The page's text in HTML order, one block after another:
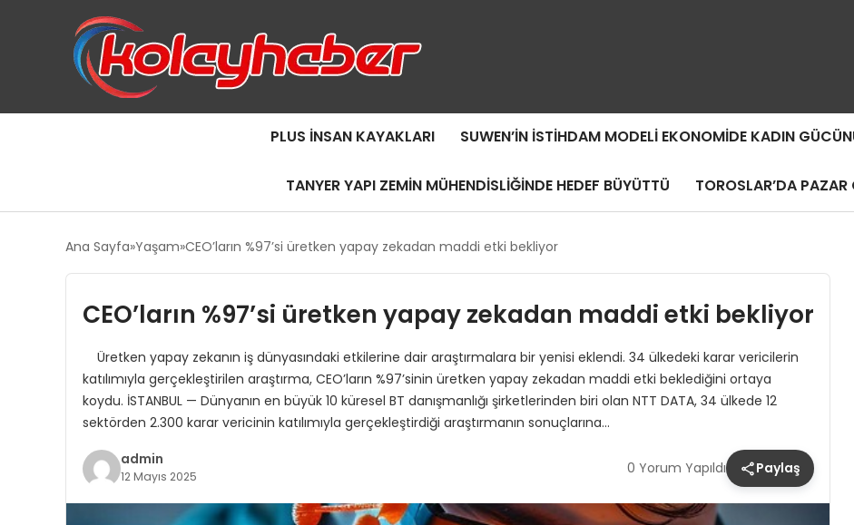
PLUS İNSAN KAYAKLARI SUWEN’IN İSTIHDAM MODELI EKONOMIDE KADIN
TANYER YAPI ZEMIN MÜHENDISLIĞINDE HEDEF BÜYÜTTÜ TOROSLAR’DA PAZAR
Ana Sayfa Yaşam CEO’ların %97’si üretken yapay zekadan maddi etki bekliyor
CEO’ların %97’si üretken yapay zekadan maddi etki bekliyor
Üretken yapay zekanın iş dünyasındaki etkilerine dair araştırmalara bir yenisi eklendi. 34 ülkedeki karar vericilerin
katılımıyla gerçekleştirilen araştırma, CEO’ların %97’sinin üretken yapay zekadan maddi etki beklediğini ortaya
koydu. İSTANBUL — Dünyanın en büyük 10 küresel BT danışmanlığı şirketlerinden biri olan NTT DATA, 34 ülkede 12
sektörden 2.300 karar vericinin katılımıyla gerçekleştirdiği araştırmanın sonuçlarına…
admin
12 Mayıs 2025 0 Yorum Yapıldı Paylaş